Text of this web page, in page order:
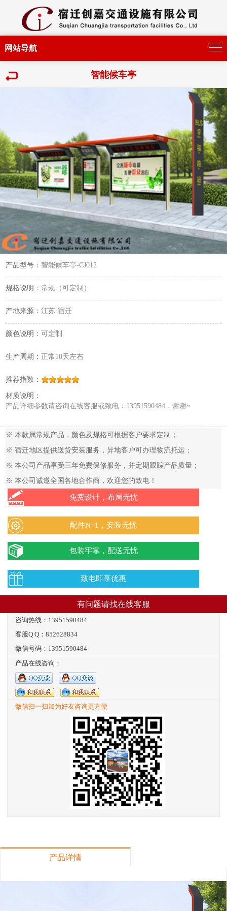
网站导航
智能候车亭
产品型号： 智能候车亭-CJ012
规格说明：常规（可定制）
产地来源：江苏·宿迁
颜色说明：可定制
生产周期： 正常10天左右
推荐指数：
材质说明：
产品详细参数请咨询在线客服或致电：13951590484，谢谢~
※ 本款属常规产品，颜色及规格可根据客户要求定制；
※ 宿迁地区提供送货安装服务，异地客户可办理物流托运；
※ 本公司产品享受三年免费保修服务，并定期跟踪产品质量；
※ 本公司诚邀全国各地合作商，欢迎您的致电！
免费设计，布局无忧
配件N+1，安装无忧
包装牢靠，配送无忧
致电即享优惠
有问题请找在线客服
咨询热线：13951590484
客服Q Q：852628834
微信号码：13951590484
产品在线咨询：
微信扫一扫加为好友咨询更方便
产品详情